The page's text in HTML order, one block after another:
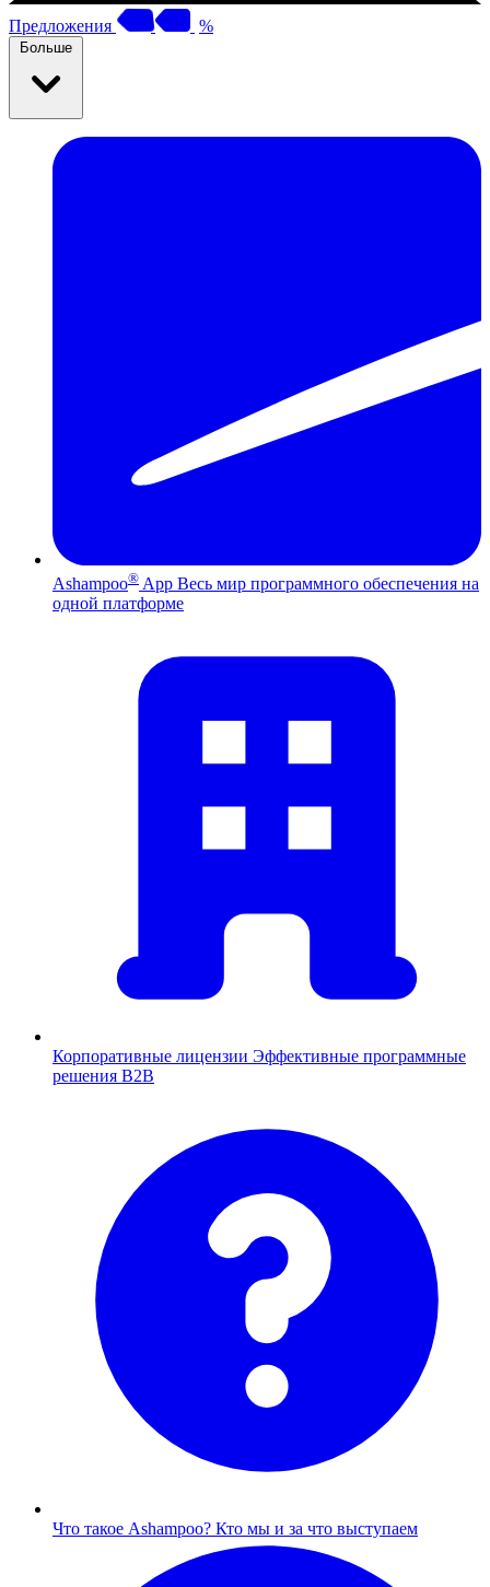
Предложения %
Больше
Ashampoo® App Весь мир программного обеспечения на
одной платформе
Корпоративные лицензии Эффективные программные
решения B2B
Что такое Ashampoo? Кто мы и за что выступаем